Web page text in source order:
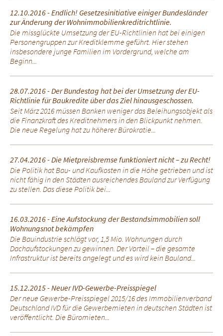
12.10.2016 - Endlich! Gesetzesinitiative einiger Bundesländer
zur Änderung der Wohnimmobilienkreditrichtlinie.
Die missglückte Umsetzung der EU-Richtlinien hat bei einigen
Personengruppen zur Kreditklemme geführt. Hier stehen
insbesondere junge Familien im Vordergrund, welche am
Beginn...
28.07.2016 - Der Bundestag hat bei der Umsetzung der EU-
Richtlinie für Baukredite über das Ziel hinausgeschossen.
Seit März 2016 müssen Banken weniger das Beleihungsobjekt als
die Finanzkraft des Kreditnehmers in den Blickpunkt nehmen.
Die neue Regelung hat zu höherer Bürokratie...
27.04.2016 - Die Mietpreisbremse funktioniert nicht – zu Recht!
Die Politik hat Bau- und Kaufkosten in die Höhe getrieben und ist
nicht fähig in den Städten ausreichendes Bauland zur Verfügung
zu stellen. Das diese Politik bei...
16.03.2016 - Eine Aufstockung der Bestandsimmobilien soll
Wohnungsnot bekämpfen
Die Bauindustrie schlägt vor, 1,5 Mio. Wohnungen durch
Dachaufstockungen zu gewinnen. Der Vorteil – die gesamte
Infrastruktur ist bereits angelegt und es wird kein Bauland...
15.12.2015 - Neuer IVD-Gewerbe-Preisspiegel
Der neue Gewerbe-Preisspiegel 2015/16 des Immobilienverband
Deutschland IVD für die Gewerbemieten in deutschen Städten ist
veröffentlicht. Die Büromieten...